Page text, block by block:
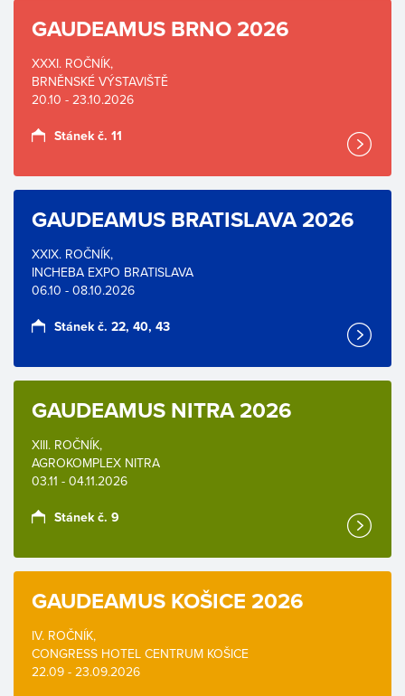
GAUDEAMUS BRNO 2026
XXXI. ROČNÍK,
BRNĚNSKÉ VÝSTAVIŠTĚ
20.10 - 23.10.2026
Stánek č. 11
GAUDEAMUS BRATISLAVA 2026
XXIX. ROČNÍK,
INCHEBA EXPO BRATISLAVA
06.10 - 08.10.2026
Stánek č. 22, 40, 43
GAUDEAMUS NITRA 2026
XIII. ROČNÍK,
AGROKOMPLEX NITRA
03.11 - 04.11.2026
Stánek č. 9
GAUDEAMUS KOŠICE 2026
IV. ROČNÍK,
CONGRESS HOTEL CENTRUM KOŠICE
22.09 - 23.09.2026